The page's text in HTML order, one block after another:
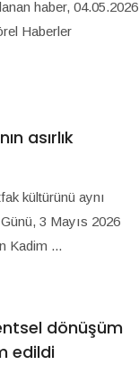
haber, 04.05.2026
Haberler
asırlık
kültürünü aynı
3 Mayıs 2026
Kadim ...
dönüşüm
edildi